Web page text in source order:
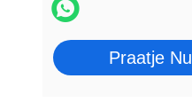
Praatje Nu